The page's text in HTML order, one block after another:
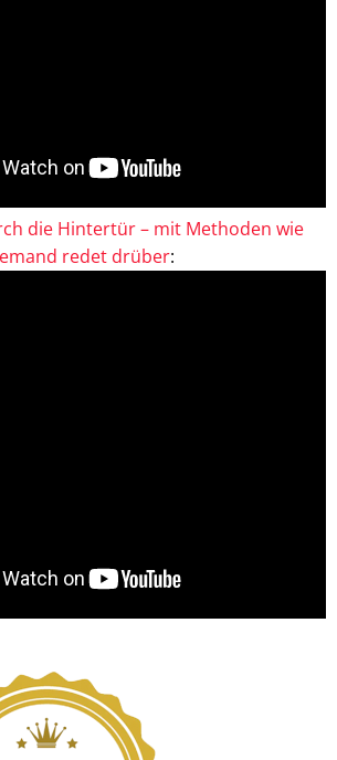
die Hintertür – mit Methoden wie
redet drüber: